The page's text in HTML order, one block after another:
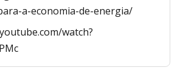
a-economia-de-energia/
watch?